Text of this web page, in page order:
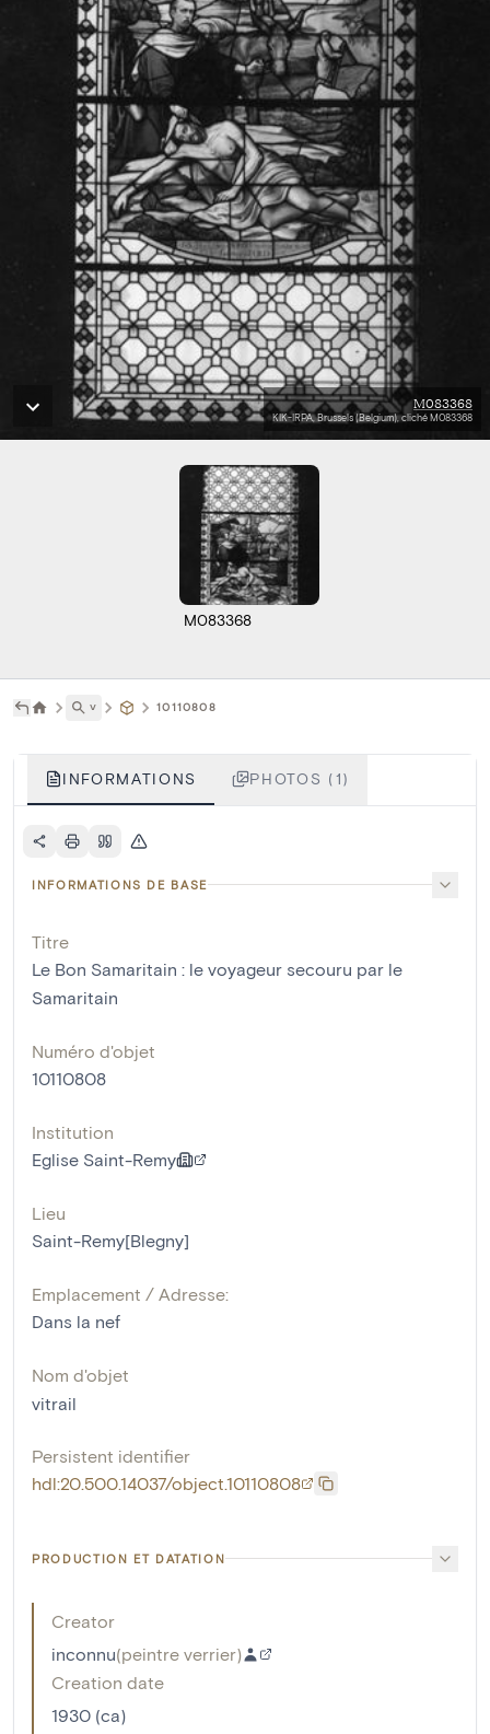
M083368
KIK-IRPA, Brussels (Belgium), cliché M083368
M083368
˅ 10110808
INFORMATIONS PHOTOS (1)
INFORMATIONS DE BASE
Titre
Le Bon Samaritain : le voyageur secouru par le
Samaritain
Numéro d'objet
10110808
Institution
Eglise Saint-Remy
Lieu
Saint-Remy[Blegny]
Emplacement / Adresse:
Dans la nef
Nom d'objet
vitrail
Persistent identifier
hdl:20.500.14037/object.10110808
PRODUCTION ET DATATION
Creator
inconnu(peintre verrier)
Creation date
1930 (ca)